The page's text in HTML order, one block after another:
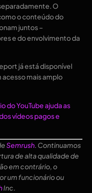
O
o conteúdo do
juntos –
e do envolvimento da
já está disponível
mais amplo
do YouTube ajuda as
vídeos pagos e
Semrush. Continuamos
de alta qualidade de
em contrário, o
um funcionário ou
Inc.